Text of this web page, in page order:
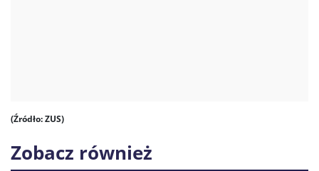
(Źródło: ZUS)
Zobacz również